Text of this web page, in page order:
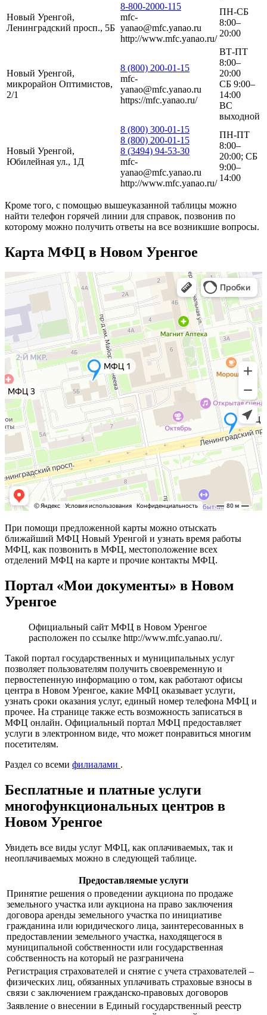
Новый Уренгой,
Ленинградский просп., 5Б
8-800-2000-115
mfc-
yanao@mfc.yanao.ru
http://www.mfc.yanao.ru/
ПН-СБ
8:00–
20:00
Новый Уренгой,
микрорайон Оптимистов,
2/1
8 (800) 200-01-15
mfc-
yanao@mfc.yanao.ru
https://mfc.yanao.ru/
ВТ-ПТ
8:00–
20:00
СБ 9:00–
14:00
ВС
выходной
Новый Уренгой,
Юбилейная ул., 1Д
8 (800) 300-01-15
8 (800) 200-01-15
8 (3494) 94-53-30
mfc-
yanao@mfc.yanao.ru
http://www.mfc.yanao.ru/
ПН-ПТ
8:00–
20:00; СБ
9:00–
14:00
Кроме того, с помощью вышеуказанной таблицы можно
найти телефон горячей линии для справок, позвонив по
которому можно получить ответы на все возникшие вопросы.
Карта МФЦ в Новом Уренгое
При помощи предложенной карты можно отыскать
ближайший МФЦ Новый Уренгой и узнать время работы
МФЦ, как позвонить в МФЦ, местоположение всех
отделений МФЦ на карте и прочие контакты МФЦ.
Портал «Мои документы» в Новом
Уренгое
Официальный сайт МФЦ в Новом Уренгое
расположен по ссылке http://www.mfc.yanao.ru/.
Такой портал государственных и муниципальных услуг
позволяет пользователям получить своевременную и
первостепенную информацию о том, как работают офисы
центра в Новом Уренгое, какие МФЦ оказывает услуги,
узнать сроки оказания услуг, единый номер телефона МФЦ и
прочее. На странице также есть возможность записаться в
МФЦ онлайн. Официальный портал МФЦ предоставляет
услуги в электронном виде, что может понравиться многим
посетителям.
Раздел со всеми филиалами .
Бесплатные и платные услуги
многофункциональных центров в
Новом Уренгое
Увидеть все виды услуг МФЦ, как оплачиваемых, так и
неоплачиваемых можно в следующей таблице.
Предоставляемые услуги
Принятие решения о проведении аукциона по продаже
земельного участка или аукциона на право заключения
договора аренды земельного участка по инициативе
гражданина или юридического лица, заинтересованных в
предоставлении земельного участка, находящегося в
муниципальной собственности или государственная
собственность на который не разграничена
Регистрация страхователей и снятие с учета страхователей –
физических лиц, обязанных уплачивать страховые взносы в
связи с заключением гражданско-правовых договоров
Заявление о внесении в Единый государственный реестр